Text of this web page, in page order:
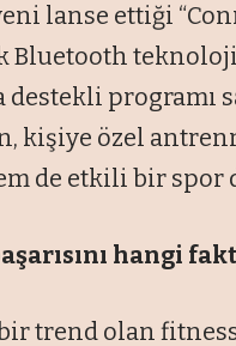
lanse ettiği
Bluetooth
destekli programı
kişiye özel
de etkili bir spor
hangi
trend olan